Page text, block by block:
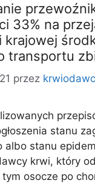
33% na
krajowej
transportu
przez
stanu
albo stanu
krwi, który
tym osocze po